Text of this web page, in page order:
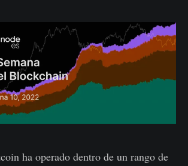
ha operado dentro de un rango de